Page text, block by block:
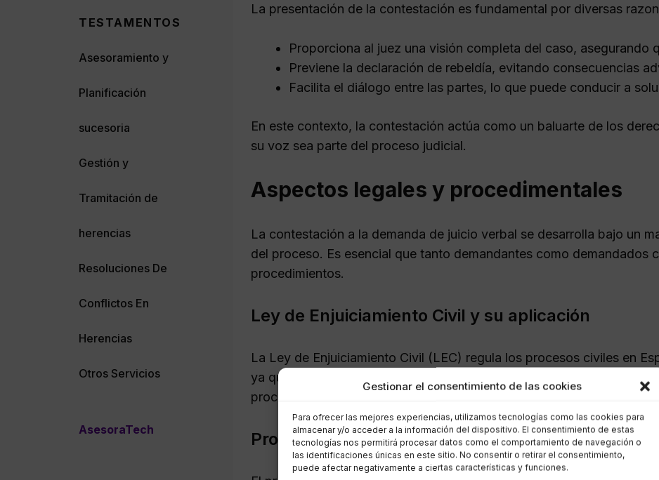
Gestionar el consentimiento de las cookies
Para ofrecer las mejores experiencias, utilizamos tecnologías como las cookies para
almacenar y/o acceder a la información del dispositivo. El consentimiento de estas
tecnologías nos permitirá procesar datos como el comportamiento de navegación o
las identificaciones únicas en este sitio. No consentir o retirar el consentimiento,
puede afectar negativamente a ciertas características y funciones.
La presentación de la contestación es fundamental por diversas
Proporciona al juez una visión completa del caso, asegurando
Previene la declaración de rebeldía, evitando consecuencias
Facilita el diálogo entre las partes, lo que puede conducir a
En este contexto, la contestación actúa como un baluarte de los
su voz sea parte del proceso judicial.
Aspectos legales y procedimentales
La contestación a la demanda de juicio verbal se desarrolla bajo un
del proceso. Es esencial que tanto demandantes como demandados
procedimientos.
Ley de Enjuiciamiento Civil y su aplicación
La Ley de Enjuiciamiento Civil (LEC) regula los procesos civiles en
ya que establece las bases del juicio verbal, aplicable a
proceso sea más ágil y accesible.
Procedimiento y plazos
TESTAMENTOS
Asesoramiento y
Planificación
sucesoria
Gestión y
Tramitación de
herencias
Resoluciones De
Conflictos En
Herencias
Otros Servicios
AsesoraTech